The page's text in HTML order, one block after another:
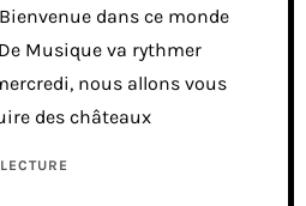
dans ce monde
Musique va rythmer
nous allons vous
des châteaux